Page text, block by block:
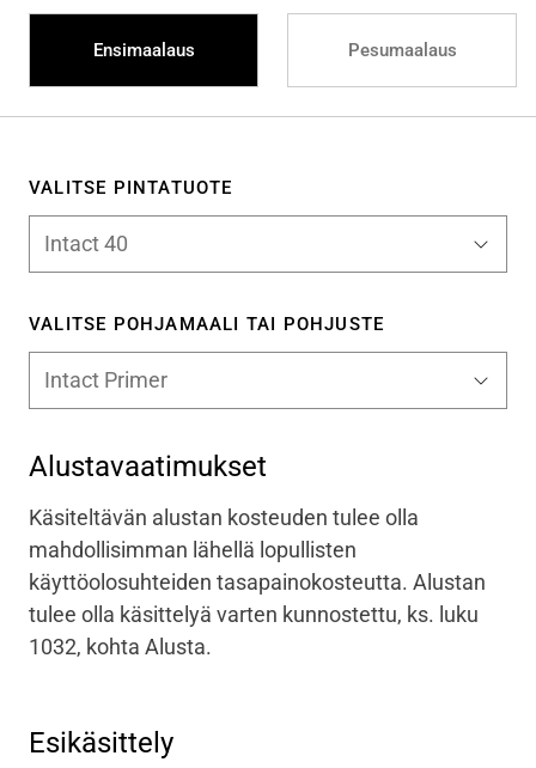
Ensimaalaus Pesumaalaus
VALITSE PINTATUOTE
VALITSE POHJAMAALI TAI POHJUSTE
Alustavaatimukset
Käsiteltävän alustan kosteuden tulee olla
mahdollisimman lähellä lopullisten
käyttöolosuhteiden tasapainokosteutta. Alustan
tulee olla käsittelyä varten kunnostettu, ks. luku
1032, kohta Alusta.
Esikäsittely